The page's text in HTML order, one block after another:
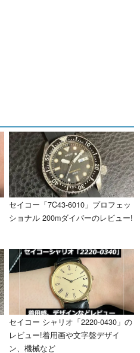
セイコー「7C43-6010」プロフェッ
ショナル 200mダイバーのレビュー!
セイコー シャリオ「2220-0430」の
レビュー!着用画や文字盤デザイ
ン、機械など